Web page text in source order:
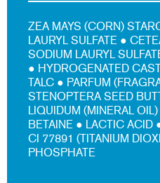
ZEA MAYS (CORN)
LAURYL SULFATE ●
SODIUM LAURYL
● HYDROGENATED
TALC ● PARFUM
STENOPTERA SEED
LIQUIDUM (MINERAL
BETAINE ● LACTIC ACID
CI 77891 (TITANIUM
PHOSPHATE